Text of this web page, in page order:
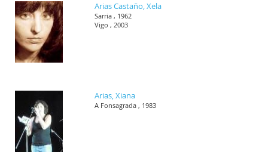
Arias Castaño, Xela
Sarria , 1962
Vigo , 2003
Arias, Xiana
A Fonsagrada , 1983